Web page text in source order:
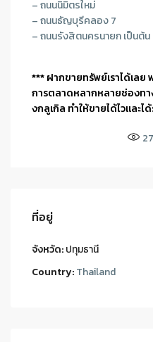
– ถนนนิมิตรใหม่
– ถนนธัญบุรีคลอง 7
– ถนนรังสิตนครนายก เป็นต้น
*** ฝากขายทรัพย์เราได้เ
การตลาดหลากหลายช่องท
งกลูเกิล ทำให้ขายได้ไวและไ
ที่อยู่
จังหวัด:ปทุมธานี
Country:Thailand